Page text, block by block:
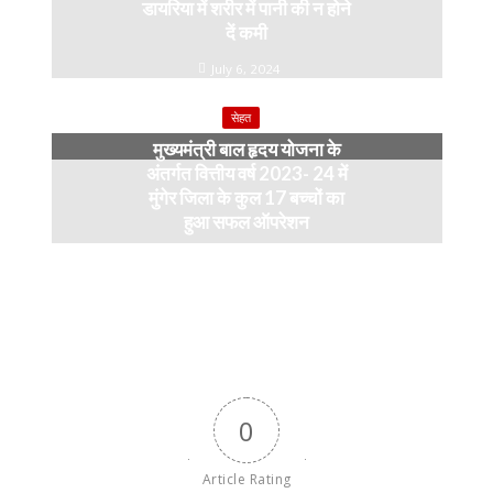
डायरिया में शरीर में पानी की न होने
दें कमी
July 6, 2024
सेहत
मुख्यमंत्री बाल हृदय योजना के
अंतर्गत वित्तीय वर्ष 2023- 24 में
मुंगेर जिला के कुल 17 बच्चों का
हुआ सफल ऑपरेशन
0
Article Rating